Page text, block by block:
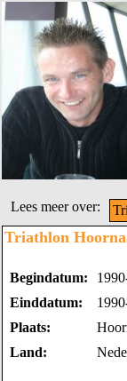
Lees meer over:
Triathlon
Begindatum:
Einddatum:
Plaats:
Land: